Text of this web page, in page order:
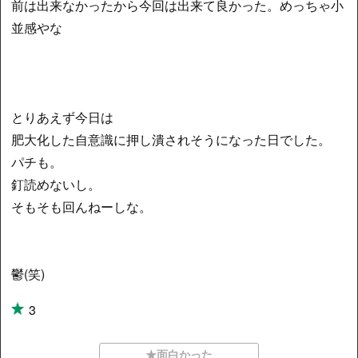
前は出来なかったから今回は出来て良かった。めっちゃ小
並感やな
とりあえず今日は
肥大化した自意識に押し潰されそうになった日でした。
パチも。
釘読めないし。
そもそも回んねーしな。
鬱(笑)
3
★面白かった